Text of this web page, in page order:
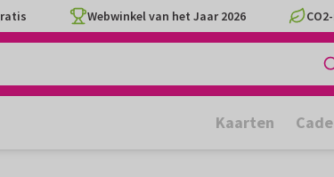
Webwinkel van het Jaar 2026
Kaarten